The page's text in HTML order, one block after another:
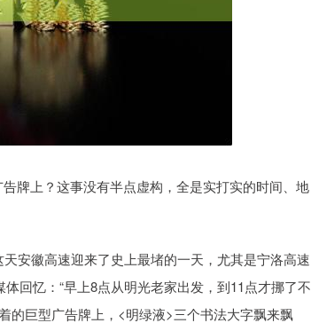
牌上？这事没有半点虚构，全是实打实的时间、地
安徽高速迎来了史上最堵的一天，尤其是宁洛高速
回忆：“早上8点从明光老家出发，到11点才挪了不
的巨型广告牌上，<明绿液>三个书法大字飘来飘